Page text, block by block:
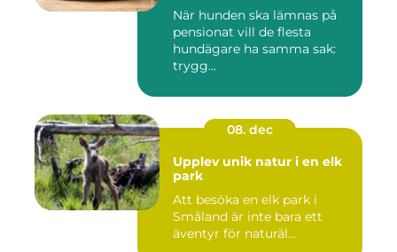
När hunden ska lämnas på
pensionat vill de flesta
hundägare ha samma sak:
trygg...
08. dec
Upplev unik natur i en elk
park
Att besöka en elk park i
Småland är inte bara ett
äventyr för naturäl...